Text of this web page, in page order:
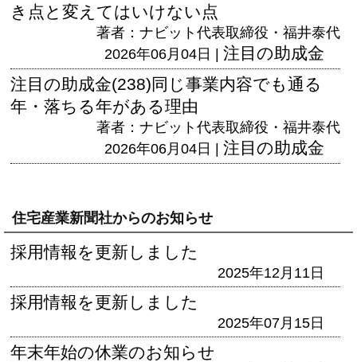
き点と変えてはいけない点
著者：ナビット代表取締役・福井泰代
2026年06月04日 | 注目の助成金
注目の助成金(238)同じ事業内容でも通る
年・落ちる年がある理由
著者：ナビット代表取締役・福井泰代
2026年06月04日 | 注目の助成金
住宅産業新聞社からのお知らせ
採用情報を更新しました
2025年12月11日
採用情報を更新しました
2025年07月15日
年末年始の休業のお知らせ